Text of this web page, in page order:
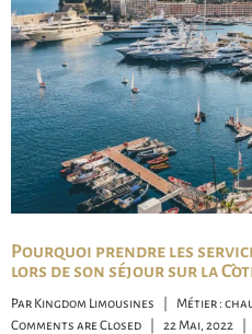
Pourquoi prendre les
lors de son séjour sur la
Par Kingdom Limousines Métier :
Comments are Closed
22 Mai, 2022